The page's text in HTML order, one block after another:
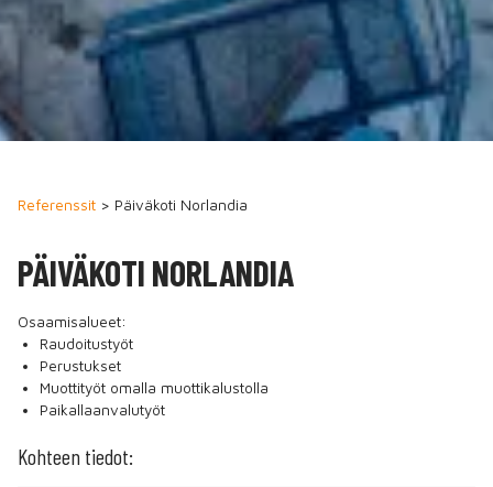
Referenssit > Päiväkoti Norlandia
PÄIVÄKOTI NORLANDIA
Osaamisalueet:
Raudoitustyöt
Perustukset
Muottityöt omalla muottikalustolla
Paikallaanvalutyöt
Kohteen tiedot: